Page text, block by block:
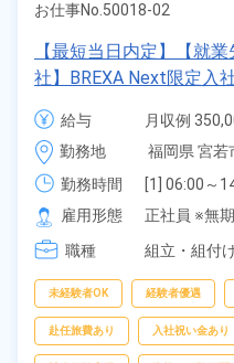
正社
期間従
こだわり 選択してくだ
タグ 選択してくだ
ド
お仕事No. 50018-02
【最短当日内定】【就
社】BREXA Next限定入
寮費無料！昇給＆業績
車メーカーで車の組立・
♪昇給＆業績賞与など各
完備♪カバン一つで赴任
中！格安食堂あり♪生活
県宮若市》
給与
月収例
給与
勤務地
福岡県 宮若
勤務時間
[1] 06:00～
[2] 16:00～
[3] 16:30～
[4] 15:20～
雇用形態
正社員 ※無
職種
組立・組付け
未経験者OK 経験者優遇
赴任旅費あり 入社祝い金あり